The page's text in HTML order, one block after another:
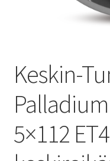
Keskin-
5×112